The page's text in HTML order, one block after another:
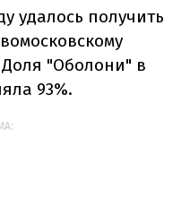
удалось получить
"Оболони" в
93%.